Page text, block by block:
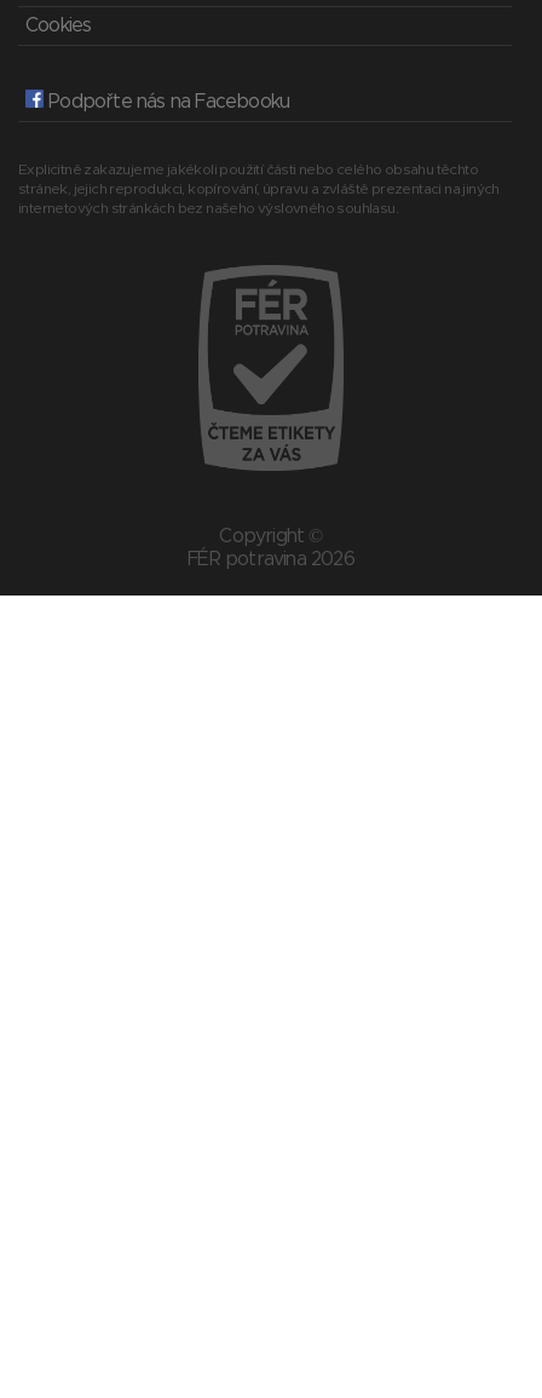
Cookies
Podpořte nás na Facebooku
Explicitně zakazujeme jakékoli použití části nebo celého obsahu těchto
stránek, jejich reprodukci, kopírování, úpravu a zvláště prezentaci na jiných
internetových stránkách bez našeho výslovného souhlasu.
Copyright ©
FÉR potravina 2026